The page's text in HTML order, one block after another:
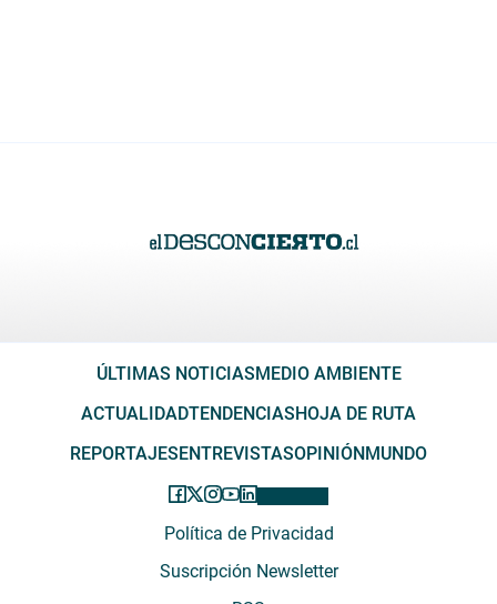
ÚLTIMAS NOTICIASMEDIO AMBIENTE
ACTUALIDADTENDENCIASHOJA DE RUTA
REPORTAJESENTREVISTASOPINIÓNMUNDO
Política de Privacidad
Suscripción Newsletter